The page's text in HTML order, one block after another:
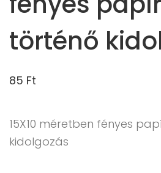
történő
85 Ft
15X10 méretben fényes
kidolgozás